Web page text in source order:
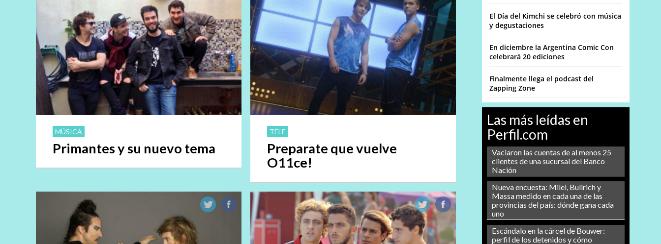
El Día del Kimchi se celebró con música
y degustaciones
En diciembre la Argentina Comic Con
celebrará 20 ediciones
Finalmente llega el podcast del
Zapping Zone
Las más leídas en
Perfil.com
Vaciaron las cuentas de al menos 25
clientes de una sucursal del Banco
Nación
Nueva encuesta: Milei, Bullrich y
Massa medido en cada una de las
provincias del país: dónde gana cada
uno
Escándalo en la cárcel de Bouwer:
perfil de los detenidos y cómo
MÚSICA
Primantes y su nuevo tema
TELE
Preparate que vuelve
O11ce!